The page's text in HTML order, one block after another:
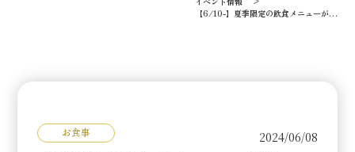
【6/10-】夏季限定の飲食メニューが登
お食事 2024/06/08